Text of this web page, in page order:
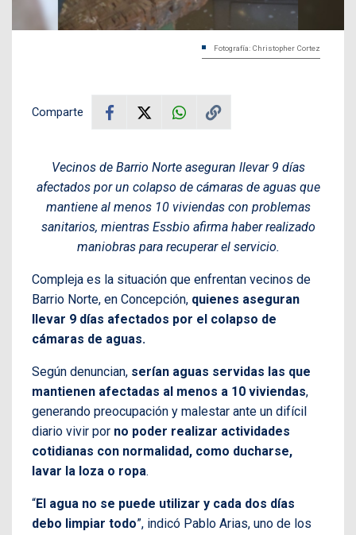
Fotografía: Christopher Cortez
Comparte
Vecinos de Barrio Norte aseguran llevar 9 días
afectados por un colapso de cámaras de aguas que
mantiene al menos 10 viviendas con problemas
sanitarios, mientras Essbio afirma haber realizado
maniobras para recuperar el servicio.
Compleja es la situación que enfrentan vecinos de
Barrio Norte, en Concepción, quienes aseguran
llevar 9 días afectados por el colapso de
cámaras de aguas.
Según denuncian, serían aguas servidas las que
mantienen afectadas al menos a 10 viviendas,
generando preocupación y malestar ante un difícil
diario vivir por no poder realizar actividades
cotidianas con normalidad, como ducharse,
lavar la loza o ropa.
“El agua no se puede utilizar y cada dos días
debo limpiar todo”, indicó Pablo Arias, uno de los